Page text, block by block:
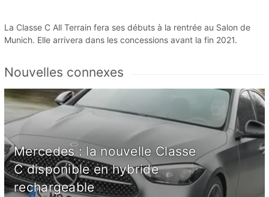
La Classe C All Terrain fera ses débuts à la rentrée au Salon de
Munich. Elle arrivera dans les concessions avant la fin 2021.
Nouvelles connexes
Mercedes : la nouvelle Classe
C disponible en hybride
rechargeable